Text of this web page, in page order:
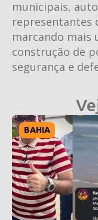
municipais,
representantes
marcando mais
construção de
segurança e
BAHIA